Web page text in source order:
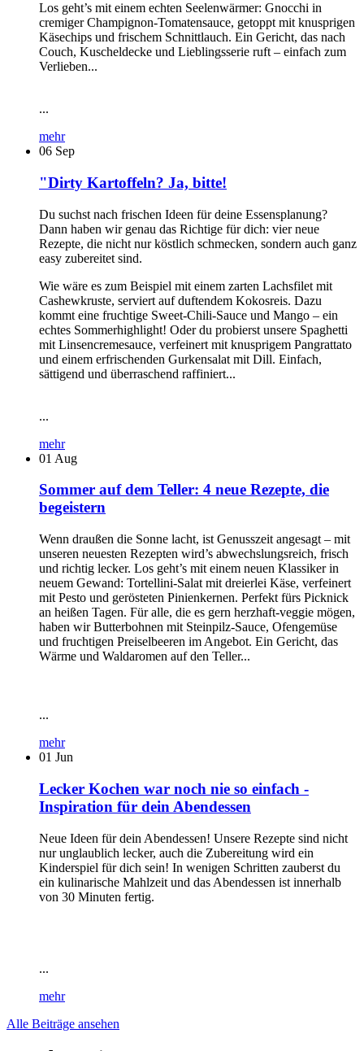
Los geht’s mit einem echten Seelenwärmer: Gnocchi in
cremiger Champignon-Tomatensauce, getoppt mit knusprigen
Käsechips und frischem Schnittlauch. Ein Gericht, das nach
Couch, Kuscheldecke und Lieblingsserie ruft – einfach zum
Verlieben...
...
mehr
06 Sep
"Dirty Kartoffeln? Ja, bitte!
Du suchst nach frischen Ideen für deine Essensplanung?
Dann haben wir genau das Richtige für dich: vier neue
Rezepte, die nicht nur köstlich schmecken, sondern auch ganz
easy zubereitet sind.
Wie wäre es zum Beispiel mit einem zarten Lachsfilet mit
Cashewkruste, serviert auf duftendem Kokosreis. Dazu
kommt eine fruchtige Sweet-Chili-Sauce und Mango – ein
echtes Sommerhighlight! Oder du probierst unsere Spaghetti
mit Linsencremesauce, verfeinert mit knusprigem Pangrattato
und einem erfrischenden Gurkensalat mit Dill. Einfach,
sättigend und überraschend raffiniert...
...
mehr
01 Aug
Sommer auf dem Teller: 4 neue Rezepte, die
begeistern
Wenn draußen die Sonne lacht, ist Genusszeit angesagt – mit
unseren neuesten Rezepten wird’s abwechslungsreich, frisch
und richtig lecker. Los geht’s mit einem neuen Klassiker in
neuem Gewand: Tortellini-Salat mit dreierlei Käse, verfeinert
mit Pesto und gerösteten Pinienkernen. Perfekt fürs Picknick
an heißen Tagen. Für alle, die es gern herzhaft-veggie mögen,
haben wir Butterbohnen mit Steinpilz-Sauce, Ofengemüse
und fruchtigen Preiselbeeren im Angebot. Ein Gericht, das
Wärme und Waldaromen auf den Teller...
...
mehr
01 Jun
Lecker Kochen war noch nie so einfach -
Inspiration für dein Abendessen
Neue Ideen für dein Abendessen! Unsere Rezepte sind nicht
nur unglaublich lecker, auch die Zubereitung wird ein
Kinderspiel für dich sein! In wenigen Schritten zauberst du
ein kulinarische Mahlzeit und das Abendessen ist innerhalb
von 30 Minuten fertig.
...
mehr
Alle Beiträge ansehen